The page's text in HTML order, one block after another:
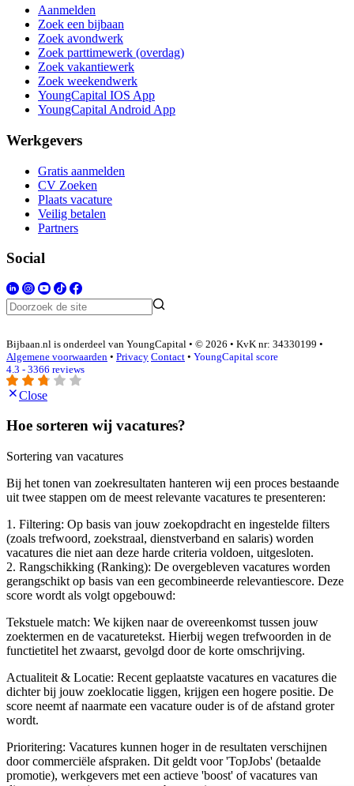
Aanmelden
Zoek een bijbaan
Zoek avondwerk
Zoek parttimewerk (overdag)
Zoek vakantiewerk
Zoek weekendwerk
YoungCapital IOS App
YoungCapital Android App
Werkgevers
Gratis aanmelden
CV Zoeken
Plaats vacature
Veilig betalen
Partners
Social
Bijbaan.nl is onderdeel van YoungCapital • © 2026 • KvK nr: 34330199 •
Algemene voorwaarden • Privacy Contact • YoungCapital score
4.3 - 3366 reviews
Close
Hoe sorteren wij vacatures?
Sortering van vacatures
Bij het tonen van zoekresultaten hanteren wij een proces bestaande
uit twee stappen om de meest relevante vacatures te presenteren:
1. Filtering: Op basis van jouw zoekopdracht en ingestelde filters
(zoals trefwoord, zoekstraal, dienstverband en salaris) worden
vacatures die niet aan deze harde criteria voldoen, uitgesloten.
2. Rangschikking (Ranking): De overgebleven vacatures worden
gerangschikt op basis van een gecombineerde relevantiescore. Deze
score wordt als volgt opgebouwd:
Tekstuele match: We kijken naar de overeenkomst tussen jouw
zoektermen en de vacaturetekst. Hierbij wegen trefwoorden in de
functietitel het zwaarst, gevolgd door de korte omschrijving.
Actualiteit & Locatie: Recent geplaatste vacatures en vacatures die
dichter bij jouw zoeklocatie liggen, krijgen een hogere positie. De
score neemt af naarmate een vacature ouder is of de afstand groter
wordt.
Prioritering: Vacatures kunnen hoger in de resultaten verschijnen
door commerciële afspraken. Dit geldt voor 'TopJobs' (betaalde
promotie), werkgevers met een actieve 'boost' of vacatures van